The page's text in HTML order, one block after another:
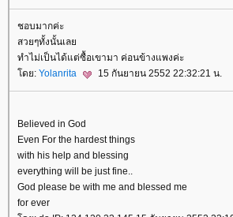
ชอบมากค่ะ
สวยๆทั้งนั้นเล
ทำไม่เป็นได้แต่ซื้อเขามา ค่อนข้างแพงค่ะ
ดย: Yolanrita 15 กันยายน 2552 22:32:21 น.
Believed in God
Even For the hardest things
with his help and blessing
everything will be just fine..
God please be with me and blessed me
for ever